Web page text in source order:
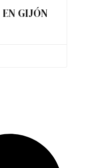
GIJÓN